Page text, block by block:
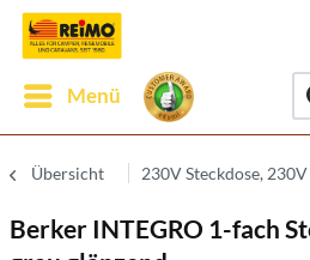
Menü
Übersicht 230V Steckdose,
Berker INTEGRO 1-fach